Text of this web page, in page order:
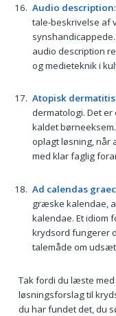
Audio description
tale-beskrivelse af
audio description
og medieteknik i
Atopisk dermatitis
dermatologi. Det
kaldet
oplagt løsning, når
med klar faglig
Ad calendas
græske kalendae,
kalendae. Et idiom
krydsord fungerer
talemåde om
Tak fordi du læste
løsningsforslag til
du har fundet det, du